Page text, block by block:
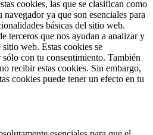
cookies, las que se clasifican como
navegador ya que son esenciales para
básicas del sitio web.
terceros que nos ayudan a analizar y
web. Estas cookies se
con tu consentimiento. También
recibir estas cookies. Sin embargo,
cookies puede tener un efecto en tu